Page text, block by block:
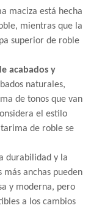
maciza está hecha
mientras que la
superior de roble
acabados y
naturales,
de tonos que van
el estilo
de roble se
durabilidad y la
anchas pueden
y moderna, pero
a los cambios